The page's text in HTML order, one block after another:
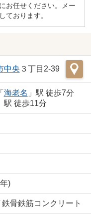
お任せください。メー
ております。
中央 ３丁目2-39
「 海老名 」駅 徒歩7分
駅 徒歩11分
)
骨鉄筋コンクリート